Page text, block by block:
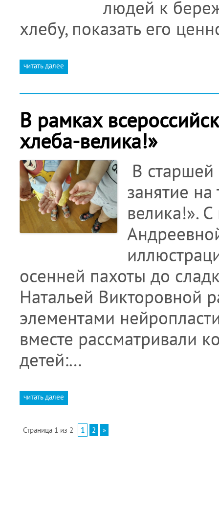
людей к
хлебу, показать его
читать далее
В рамках
хлеба-велика!»
В
занятие
велика!».
осенней пахоты до
Натальей Викторовной
элементами
вместе рассматривали
детей:…
читать далее
Страница 1 из 2 1 2 »